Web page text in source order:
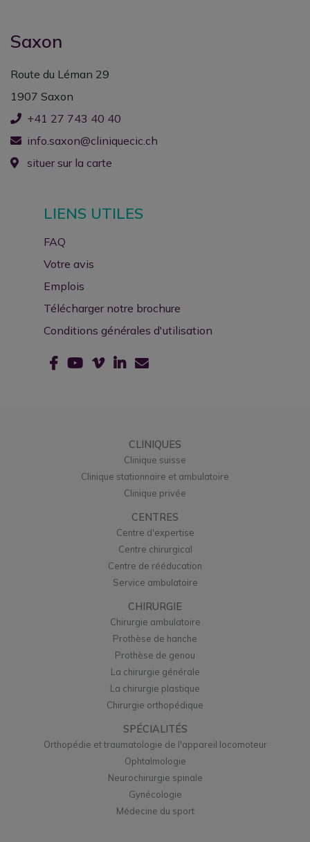
Saxon
Route du Léman 29
1907 Saxon
+41 27 743 40 40
info.saxon@cliniquecic.ch
situer sur la carte
LIENS UTILES
FAQ
Votre avis
Emplois
Télécharger notre brochure
Conditions générales d'utilisation
CLINIQUES
Clinique suisse
Clinique stationnaire et ambulatoire
Clinique privée
CENTRES
Centre d'expertise
Centre chirurgical
Centre de rééducation
Service ambulatoire
CHIRURGIE
Chirurgie ambulatoire
Prothèse de hanche
Prothèse de genou
La chirurgie générale
La chirurgie plastique
Chirurgie orthopédique
SPÉCIALITÉS
Orthopédie et traumatologie de l'appareil locomoteur
Ophtalmologie
Neurochirurgie spinale
Gynécologie
Médecine du sport